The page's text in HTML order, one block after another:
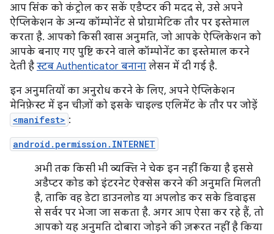
आप सिंक को कंट्रोल कर सकें एडैप्टर की मदद से, उसे अपने
ऐप्लिकेशन के अन्य कॉम्पोनेंट से प्रोग्रामेटिक तौर पर इस्तेमाल
करता है. आपको किसी खास अनुमति, जो आपके ऐप्लिकेशन को
आपके बनाए गए पुष्टि करने वाले कॉम्पोनेंट का इस्तेमाल करने
देती है स्टब Authenticator बनाना लेसन में दी गई है.
इन अनुमतियों का अनुरोध करने के लिए, अपने ऐप्लिकेशन
मेनिफ़ेस्ट में इन चीज़ों को इसके चाइल्ड एलिमेंट के तौर पर जोड़ें
<manifest> :
android.permission.INTERNET
अभी तक किसी भी व्यक्ति ने चेक इन नहीं किया है इससे
अडैप्टर कोड को इंटरनेट ऐक्सेस करने की अनुमति मिलती
है, ताकि वह डेटा डाउनलोड या अपलोड कर सके डिवाइस
से सर्वर पर भेजा जा सकता है. अगर आप ऐसा कर रहे हैं, तो
आपको यह अनुमति दोबारा जोड़ने की ज़रूरत नहीं है किया